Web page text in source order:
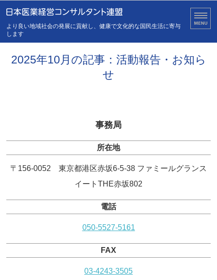
医業経営の健全化・安定
より良い地域社会の発展に貢献し、健康で文化的な国民生活に寄与
します
ホーム
2025年10月の記事：活動報告・お知ら
せ
事務局
所在地
〒156-0052 東京都港区赤坂6-5-38 ファミールグランス
イートTHE赤坂802
電話
050-5527-5161
FAX
03-4243-3505